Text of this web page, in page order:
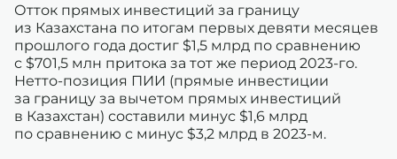
Отток прямых инвестиций за границу
из Казахстана по итогам первых девяти месяцев
прошлого года достиг $1,5 млрд по сравнению
с $701,5 млн притока за тот же период 2023-го.
Нетто-позиция ПИИ (прямые инвестиции
за границу за вычетом прямых инвестиций
в Казахстан) составили минус $1,6 млрд
по сравнению с минус $3,2 млрд в 2023-м.